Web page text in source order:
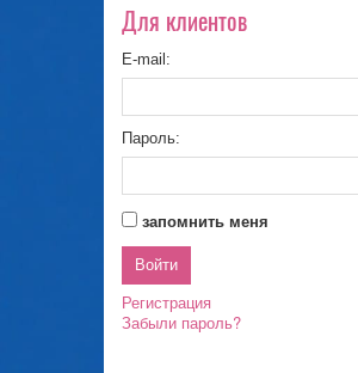
Для клиентов
E-mail:
Пароль:
запомнить меня
Регистрация
Забыли пароль?